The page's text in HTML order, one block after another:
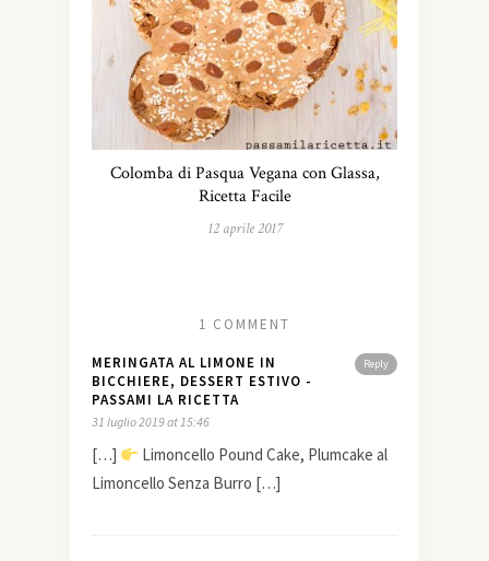
Colomba di Pasqua Vegana con Glassa,
Ricetta Facile
12 aprile 2017
1 COMMENT
Reply
MERINGATA AL LIMONE IN
BICCHIERE, DESSERT ESTIVO -
PASSAMI LA RICETTA
31 luglio 2019 at 15:46
[…]
Limoncello Pound Cake, Plumcake al
Limoncello Senza Burro […]